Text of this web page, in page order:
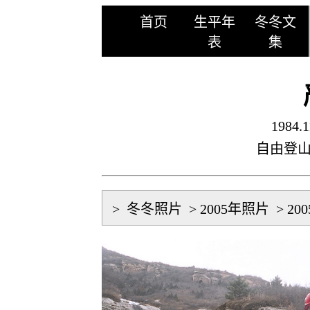
首页
生平年
表
冬冬文
集
自由登
> 冬冬照片 > 2005年照片 >